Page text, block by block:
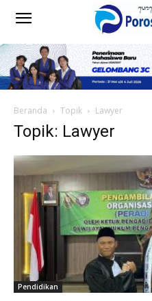
Beranda Topik Lawyer
Topik: Lawyer
Pendidikan